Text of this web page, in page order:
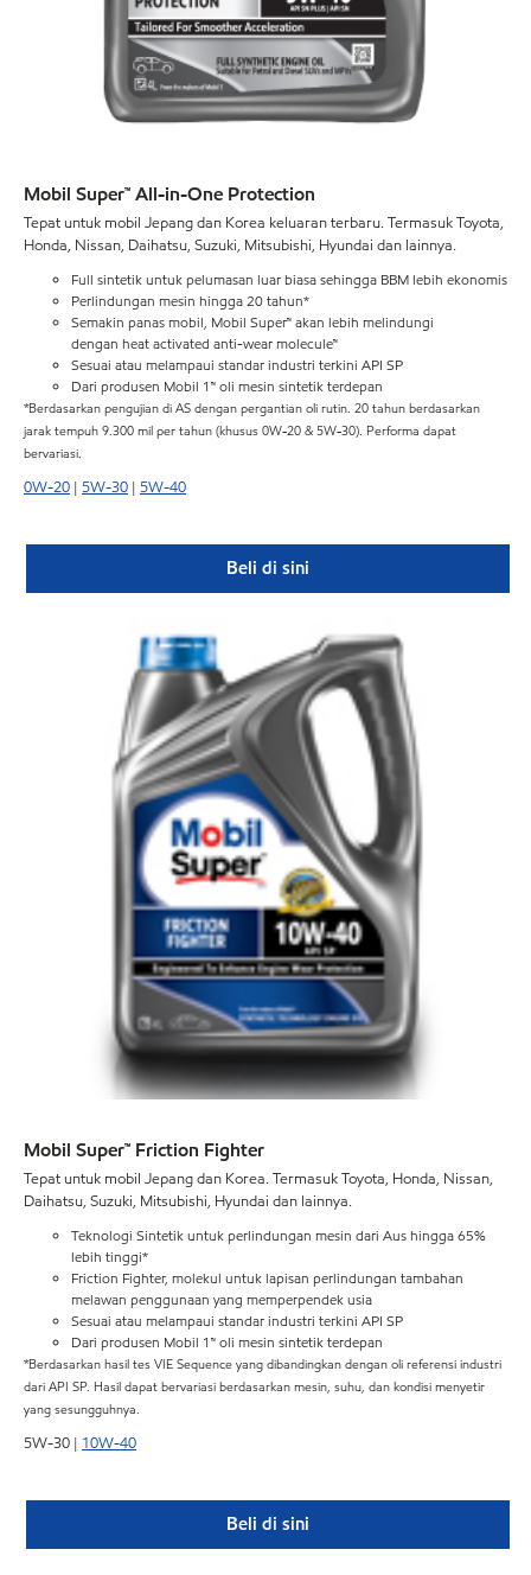
Mobil Super™ All-in-One Protection
Tepat untuk mobil Jepang dan Korea keluaran terbaru. Termasuk Toyota,
Honda, Nissan, Daihatsu, Suzuki, Mitsubishi, Hyundai dan lainnya.
Full sintetik untuk pelumasan luar biasa sehingga BBM lebih ekonomis
Perlindungan mesin hingga 20 tahun*
Semakin panas mobil, Mobil Super™ akan lebih melindungi
dengan heat activated anti-wear molecule™
Sesuai atau melampaui standar industri terkini API SP
Dari produsen Mobil 1™ oli mesin sintetik terdepan
*Berdasarkan pengujian di AS dengan pergantian oli rutin. 20 tahun berdasarkan
jarak tempuh 9.300 mil per tahun (khusus 0W-20 & 5W-30). Performa dapat
bervariasi.
0W-20 | 5W-30 | 5W-40
Beli di sini
Mobil Super™ Friction Fighter
Tepat untuk mobil Jepang dan Korea. Termasuk Toyota, Honda, Nissan,
Daihatsu, Suzuki, Mitsubishi, Hyundai dan lainnya.
Teknologi Sintetik untuk perlindungan mesin dari Aus hingga 65%
lebih tinggi*
Friction Fighter, molekul untuk lapisan perlindungan tambahan
melawan penggunaan yang memperpendek usia
Sesuai atau melampaui standar industri terkini API SP
Dari produsen Mobil 1™ oli mesin sintetik terdepan
*Berdasarkan hasil tes VIE Sequence yang dibandingkan dengan oli referensi industri
dari API SP. Hasil dapat bervariasi berdasarkan mesin, suhu, dan kondisi menyetir
yang sesungguhnya.
5W-30 | 10W-40
Beli di sini